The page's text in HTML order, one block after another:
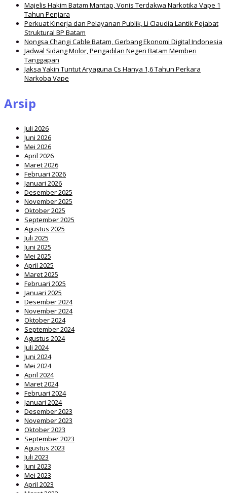
Majelis Hakim Batam Mantap, Vonis Terdakwa Narkotika Vape 1
Tahun Penjara
Perkuat Kinerja dan Pelayanan Publik, Li Claudia Lantik Pejabat
Struktural BP Batam
Nongsa Changi Cable Batam, Gerbang Ekonomi Digital Indonesia
Jadwal Sidang Molor, Pengadilan Negeri Batam Memberi
Tanggapan
Jaksa Yakin Tuntut Aryaguna Cs Hanya 1,6 Tahun Perkara
Narkoba Vape
Arsip
Juli 2026
Juni 2026
Mei 2026
April 2026
Maret 2026
Februari 2026
Januari 2026
Desember 2025
November 2025
Oktober 2025
September 2025
Agustus 2025
Juli 2025
Juni 2025
Mei 2025
April 2025
Maret 2025
Februari 2025
Januari 2025
Desember 2024
November 2024
Oktober 2024
September 2024
Agustus 2024
Juli 2024
Juni 2024
Mei 2024
April 2024
Maret 2024
Februari 2024
Januari 2024
Desember 2023
November 2023
Oktober 2023
September 2023
Agustus 2023
Juli 2023
Juni 2023
Mei 2023
April 2023